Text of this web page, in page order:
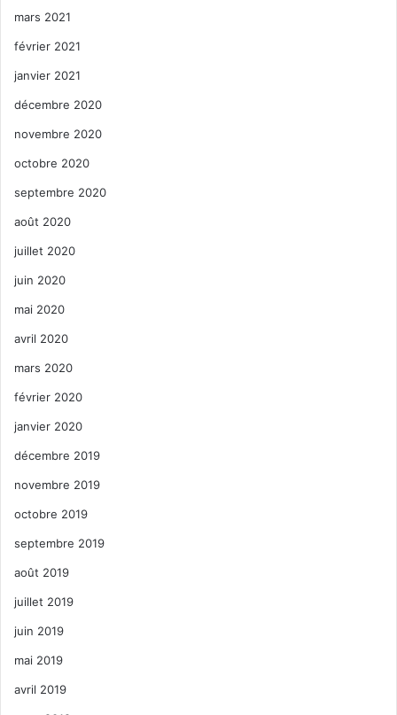
mars 2021
février 2021
janvier 2021
décembre 2020
novembre 2020
octobre 2020
septembre 2020
août 2020
juillet 2020
juin 2020
mai 2020
avril 2020
mars 2020
février 2020
janvier 2020
décembre 2019
novembre 2019
octobre 2019
septembre 2019
août 2019
juillet 2019
juin 2019
mai 2019
avril 2019